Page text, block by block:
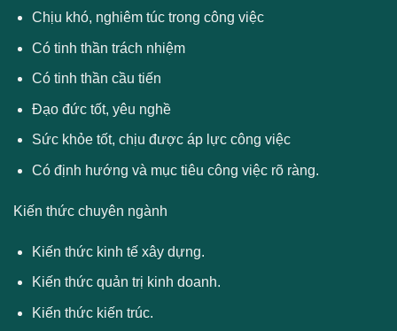
Chịu khó, nghiêm túc trong công việc
Có tinh thần trách nhiệm
Có tinh thần cầu tiến
Đạo đức tốt, yêu nghề
Sức khỏe tốt, chịu được áp lực công việc
Có định hướng và mục tiêu công việc rõ ràng.
Kiến thức chuyên ngành
Kiến thức kinh tế xây dựng.
Kiến thức quản trị kinh doanh.
Kiến thức kiến trúc.